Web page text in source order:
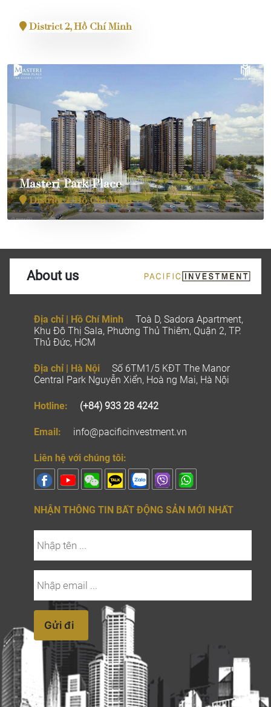
District 2, Hồ Chí Minh
Masteri Park Place
District 2, Hồ Chí Minh
About us
Địa chỉ | Hồ Chí Minh
Toà D, Sadora Apartment,
Khu Đô Thị Sala, Phường Thủ Thiêm, Quận 2, TP.
Thủ Đức, HCM
Địa chỉ | Hà Nội
Số 6TM1/5 KĐT The Manor
Central Park Nguyễn Xiển, Hoà ng Mai, Hà Nội
Hotline: (+84) 933 28 4242
Email: info@pacificinvestment.vn
Liên hệ với chúng tôi:
NHẬN THÔNG TIN BẤT ĐỘNG SẢN MỚI NHẤT